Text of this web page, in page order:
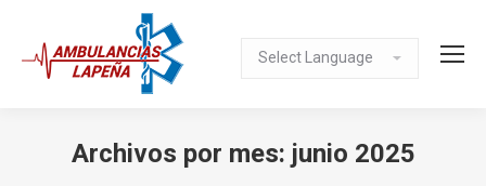
Archivos por mes: junio 2025